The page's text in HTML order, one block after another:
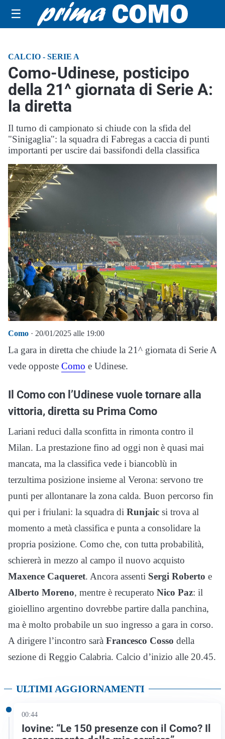
☰
CALCIO - SERIE A
Como-Udinese, posticipo
della 21^ giornata di Serie A:
la diretta
Il turno di campionato si chiude con la sfida del
"Sinigaglia": la squadra di Fabregas a caccia di punti
importanti per uscire dai bassifondi della classifica
Como · 20/01/2025 alle 19:00
La gara in diretta che chiude la 21^ giornata di Serie A
vede opposte Como e Udinese.
Il Como con l’Udinese vuole tornare alla
vittoria, diretta su Prima Como
Lariani reduci dalla sconfitta in rimonta contro il
Milan. La prestazione fino ad oggi non è quasi mai
mancata, ma la classifica vede i biancoblù in
terzultima posizione insieme al Verona: servono tre
punti per allontanare la zona calda. Buon percorso fin
qui per i friulani: la squadra di Runjaic si trova al
momento a metà classifica e punta a consolidare la
propria posizione. Como che, con tutta probabilità,
schiererà in mezzo al campo il nuovo acquisto
Maxence Caqueret. Ancora assenti Sergi Roberto e
Alberto Moreno, mentre è recuperato Nico Paz: il
gioiellino argentino dovrebbe partire dalla panchina,
ma è molto probabile un suo ingresso a gara in corso.
A dirigere l’incontro sarà Francesco Cosso della
sezione di Reggio Calabria. Calcio d’inizio alle 20.45.
ULTIMI AGGIORNAMENTI
00:44
Iovine: “Le 150 presenze con il Como? Il